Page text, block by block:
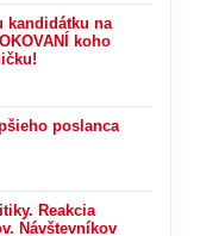
kandidátku na
koho
poslanca
Reakcia
Návštevníkov